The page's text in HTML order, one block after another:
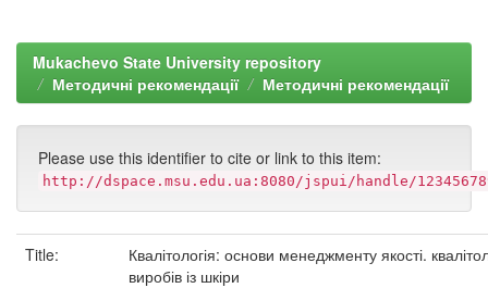
Mukachevo State University repository
Методичні рекомендації
Методичні рекомендації
Please use this identifier to cite or link to this item:
http://dspace.msu.edu.ua:8080/jspui/handle/
Title:
Квалітологія: основи менеджменту якості.
виробів із шкіри